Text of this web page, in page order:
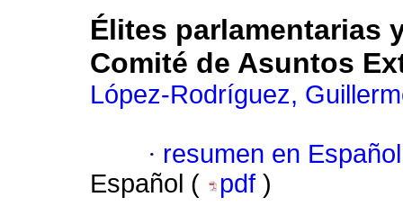
Élites parlamentarias
Comité de Asuntos
López-Rodríguez,
· resumen en Español
Español (
pdf )